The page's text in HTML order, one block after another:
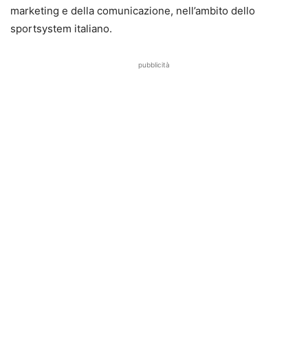
marketing e della comunicazione, nell’ambito dello
sportsystem italiano.
pubblicità